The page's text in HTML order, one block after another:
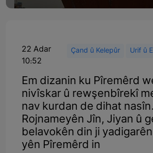
22 Adar
10:52
Çand û Kelepûr Urif û
Em dizanin ku Pîremêrd
nivîskar û rewşenbîrekî
nav kurdan de dihat nasîn.
Rojnameyên Jîn, Jiyan û
belavokên din ji
yên Pîremêrd in